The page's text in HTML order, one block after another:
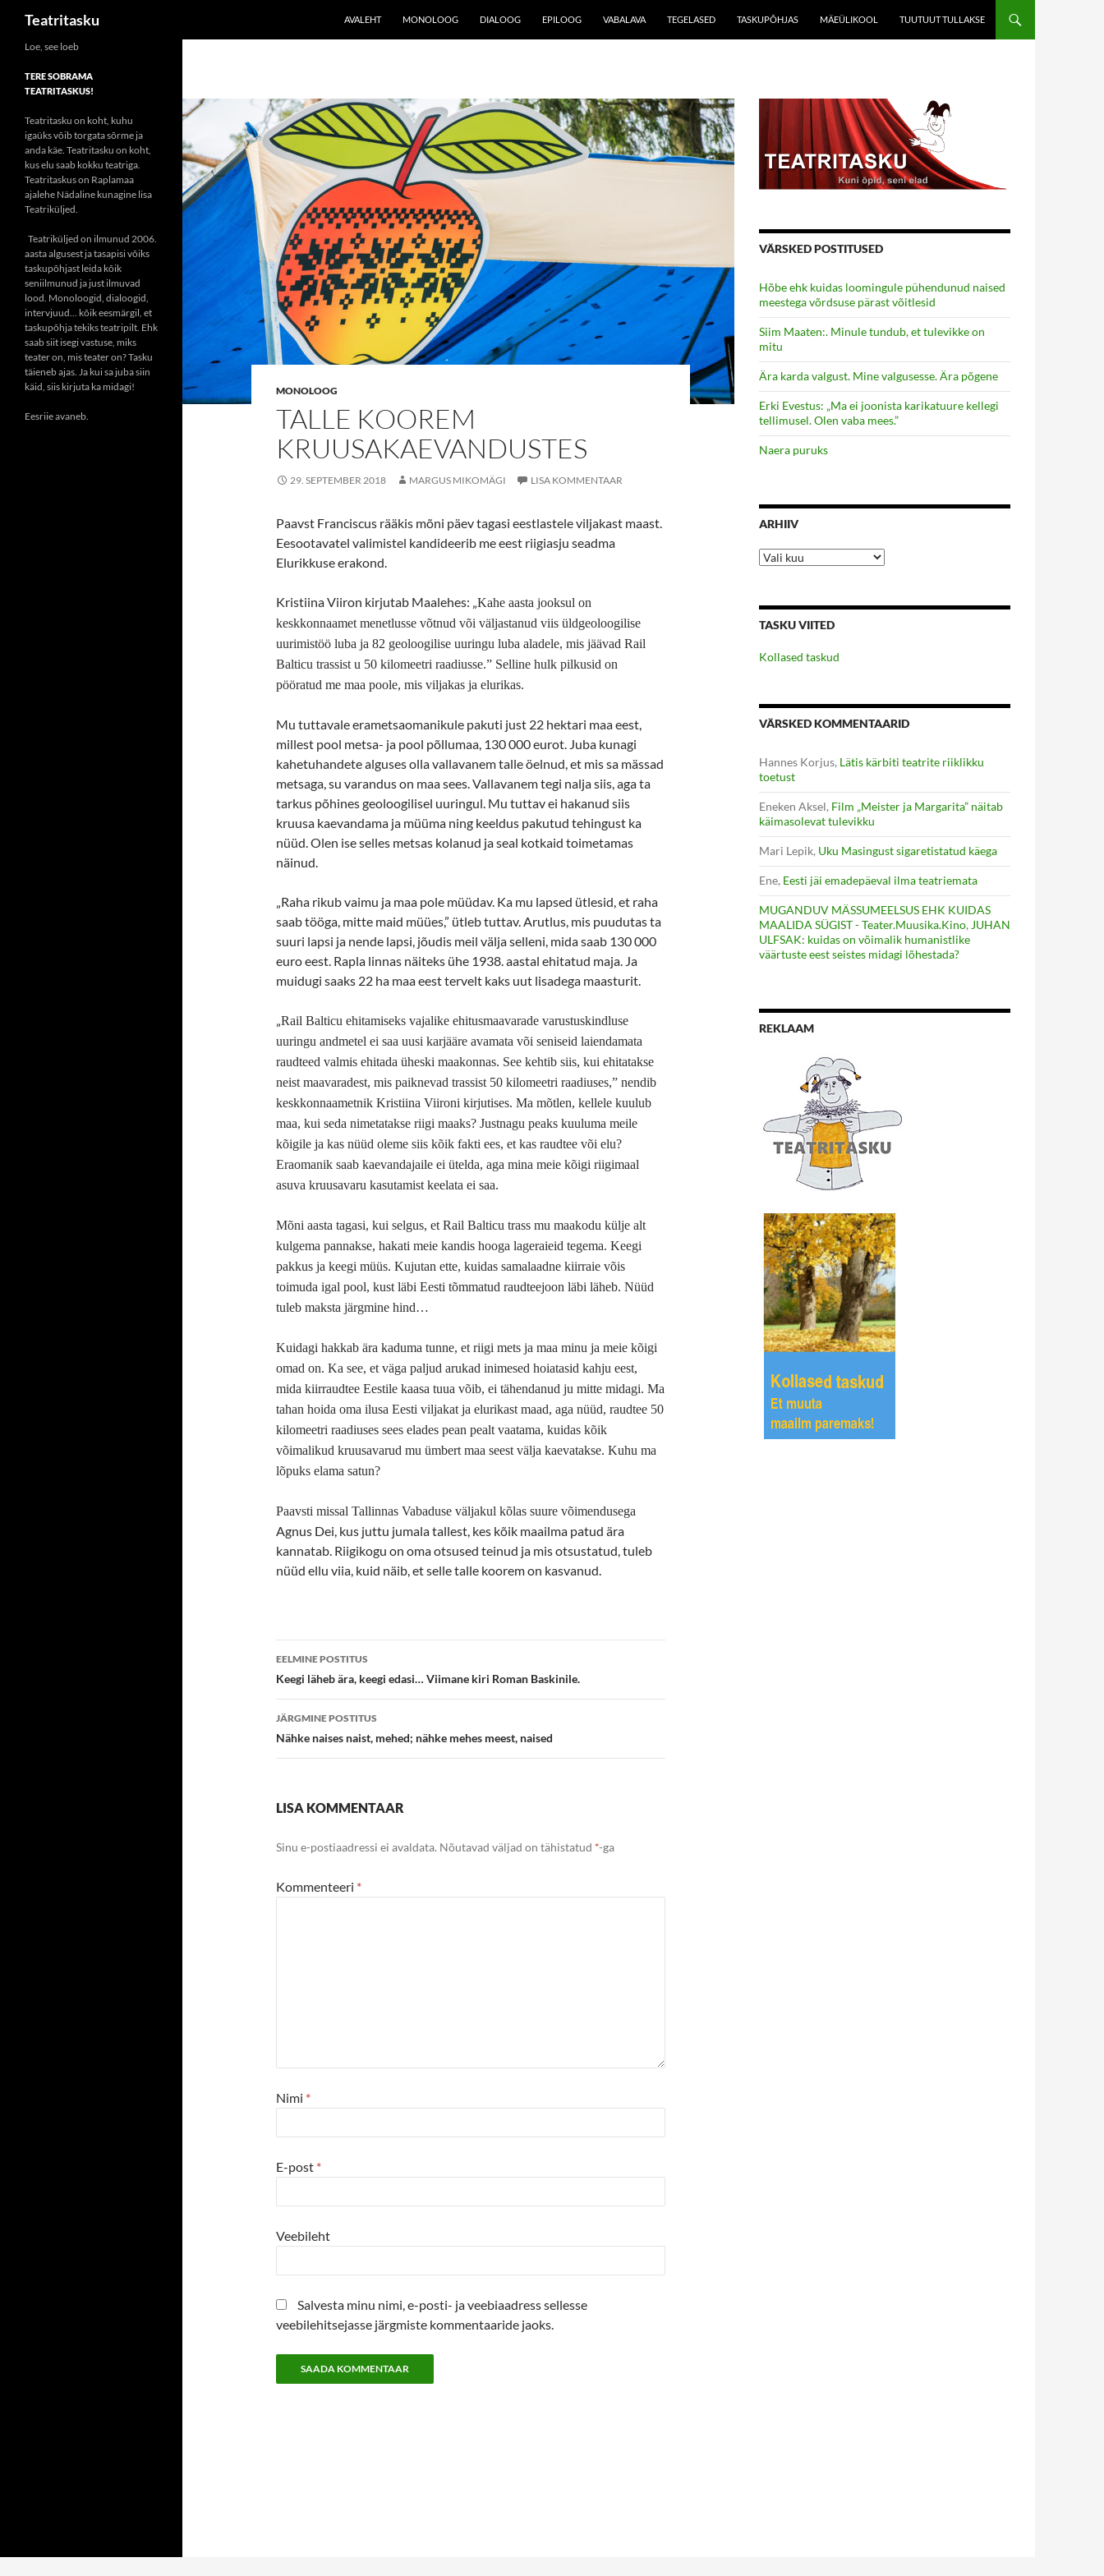
Liigu
juurde
Teatritasku AVALEHT MONOLOOG DIALOOG EPILOOG VABALAVA TEGELASED TASKUPÕHJAS MÄEÜLIKOOL TUUTUUT TULLAKSE
MONOLOOG
TALLE KOOREM
KRUUSAKAEVANDUSTES
29. SEPTEMBER 2018 MARGUS MIKOMÄGI LISA KOMMENTAAR
Paavst Franciscus rääkis mõni päev tagasi eestlastele viljakast maast.
Eesootavatel valimistel kandideerib me eest riigiasju seadma
Elurikkuse erakond.
Kristiina Viiron kirjutab Maalehes: „Kahe aasta jooksul on
keskkonnaamet menetlusse võtnud või väljastanud viis üldgeoloogilise
uurimistöö luba ja 82 geoloogilise uuringu luba aladele, mis jäävad Rail
Balticu trassist u 50 kilomeetri raadiusse.” Selline hulk pilkusid on
pööratud me maa poole, mis viljakas ja elurikas.
Mu tuttavale erametsaomanikule pakuti just 22 hektari maa eest,
millest pool metsa- ja pool põllumaa, 130 000 eurot. Juba kunagi
kahetuhandete alguses olla vallavanem talle öelnud, et mis sa mässad
metsaga, su varandus on maa sees. Vallavanem tegi nalja siis, aga ta
tarkus põhines geoloogilisel uuringul. Mu tuttav ei hakanud siis
kruusa kaevandama ja müüma ning keeldus pakutud tehingust ka
nüüd. Olen ise selles metsas kolanud ja seal kotkaid toimetamas
näinud.
„Raha rikub vaimu ja maa pole müüdav. Ka mu lapsed ütlesid, et raha
saab tööga, mitte maid müües,” ütleb tuttav. Arutlus, mis puudutas ta
suuri lapsi ja nende lapsi, jõudis meil välja selleni, mida saab 130 000
euro eest. Rapla linnas näiteks ühe 1938. aastal ehitatud maja. Ja
muidugi saaks 22 ha maa eest tervelt kaks uut lisadega maasturit.
„Rail Balticu ehitamiseks vajalike ehitusmaavarade varustuskindluse
uuringu andmetel ei saa uusi karjääre avamata või seniseid laiendamata
raudteed valmis ehitada üheski maakonnas. See kehtib siis, kui ehitatakse
neist maavaradest, mis paiknevad trassist 50 kilomeetri raadiuses,” nendib
keskkonnaametnik Kristiina Viironi kirjutises. Ma mõtlen, kellele kuulub
maa, kui seda nimetatakse riigi maaks? Justnagu peaks kuuluma meile
kõigile ja kas nüüd oleme siis kõik fakti ees, et kas raudtee või elu?
Eraomanik saab kaevandajaile ei ütelda, aga mina meie kõigi riigimaal
asuva kruusavaru kasutamist keelata ei saa.
Mõni aasta tagasi, kui selgus, et Rail Balticu trass mu maakodu külje alt
kulgema pannakse, hakati meie kandis hooga lageraieid tegema. Keegi
pakkus ja keegi müüs. Kujutan ette, kuidas samalaadne kiirraie võis
toimuda igal pool, kust läbi Eesti tõmmatud raudteejoon läbi läheb. Nüüd
tuleb maksta järgmine hind…
Kuidagi hakkab ära kaduma tunne, et riigi mets ja maa minu ja meie kõigi
omad on. Ka see, et väga paljud arukad inimesed hoiatasid kahju eest,
mida kiirraudtee Eestile kaasa tuua võib, ei tähendanud ju mitte midagi. Ma
tahan hoida oma ilusa Eesti viljakat ja elurikast maad, aga nüüd, raudtee 50
kilomeetri raadiuses sees elades pean pealt vaatama, kuidas kõik
võimalikud kruusavarud mu ümbert maa seest välja kaevatakse. Kuhu ma
lõpuks elama satun?
Paavsti missal Tallinnas Vabaduse väljakul kõlas suure võimendusega
Agnus Dei, kus juttu jumala tallest, kes kõik maailma patud ära
kannatab. Riigikogu on oma otsused teinud ja mis otsustatud, tuleb
nüüd ellu viia, kuid näib, et selle talle koorem on kasvanud.
Postituste
töölaud
EELMINE POSTITUS
Keegi läheb ära, keegi edasi… Viimane kiri Roman Baskinile.
JÄRGMINE POSTITUS
Nähke naises naist, mehed; nähke mehes meest, naised
LISA KOMMENTAAR
Sinu e-postiaadressi ei avaldata. Nõutavad väljad on tähistatud *-ga
Kommenteeri *
Nimi *
E-post *
Veebileht
Salvesta minu nimi, e-posti- ja veebiaadress sellesse
veebilehitsejasse järgmiste kommentaaride jaoks.
VÄRSKED POSTITUSED
Hõbe ehk kuidas loomingule pühendunud naised
meestega võrdsuse pärast võitlesid
Siim Maaten:. Minule tundub, et tulevikke on
mitu
Ära karda valgust. Mine valgusesse. Ära põgene
Erki Evestus: „Ma ei joonista karikatuure kellegi
tellimusel. Olen vaba mees.”
Naera puruks
ARHIIV
Arhiiv
TASKU VIITED
Kollased taskud
VÄRSKED KOMMENTAARID
Hannes Korjus, Lätis kärbiti teatrite riiklikku
toetust
Eneken Aksel, Film „Meister ja Margarita” näitab
käimasolevat tulevikku
Mari Lepik, Uku Masingust sigaretistatud käega
Ene, Eesti jäi emadepäeval ilma teatriemata
MUGANDUV MÄSSUMEELSUS EHK KUIDAS
MAALIDA SÜGIST - Teater.Muusika.Kino, JUHAN
ULFSAK: kuidas on võimalik humanistlike
väärtuste eest seistes midagi lõhestada?
REKLAAM
Loe, see loeb
TERE SOBRAMA
TEATRITASKUS!
Teatritasku on koht, kuhu
igaüks võib torgata sõrme ja
anda käe. Teatritasku on koht,
kus elu saab kokku teatriga.
Teatritaskus on Raplamaa
ajalehe Nädaline kunagine lisa
Teatriküljed.
Teatriküljed on ilmunud 2006.
aasta algusest ja tasapisi võiks
taskupõhjast leida kõik
seniilmunud ja just ilmuvad
lood. Monoloogid, dialoogid,
intervjuud... kõik eesmärgil, et
taskupõhja tekiks teatripilt. Ehk
saab siit isegi vastuse, miks
teater on, mis teater on? Tasku
täieneb ajas. Ja kui sa juba siin
käid, siis kirjuta ka midagi!
Eesriie avaneb.